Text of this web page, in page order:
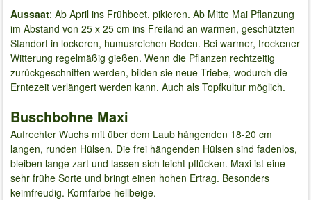
Aussaat: Ab April ins Frühbeet, pikieren. Ab Mitte Mai Pflanzung
im Abstand von 25 x 25 cm ins Freiland an warmen, geschützten
Standort in lockeren, humusreichen Boden. Bei warmer, trockener
Witterung regelmäßig gießen. Wenn die Pflanzen rechtzeitig
zurückgeschnitten werden, bilden sie neue Triebe, wodurch die
Erntezeit verlängert werden kann. Auch als Topfkultur möglich.
Buschbohne Maxi
Aufrechter Wuchs mit über dem Laub hängenden 18-20 cm
langen, runden Hülsen. Die frei hängenden Hülsen sind fadenlos,
bleiben lange zart und lassen sich leicht pflücken. Maxi ist eine
sehr frühe Sorte und bringt einen hohen Ertrag. Besonders
keimfreudig. Kornfarbe hellbeige.